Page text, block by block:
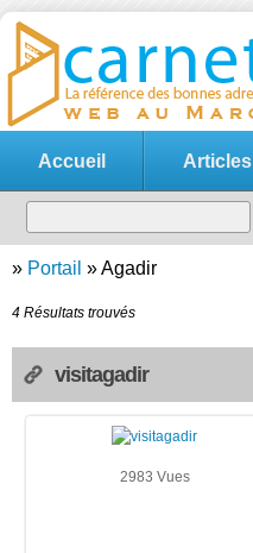
Accueil Articles
» Portail »Agadir
4 Résultats trouvés
visitagadir
2983 Vues